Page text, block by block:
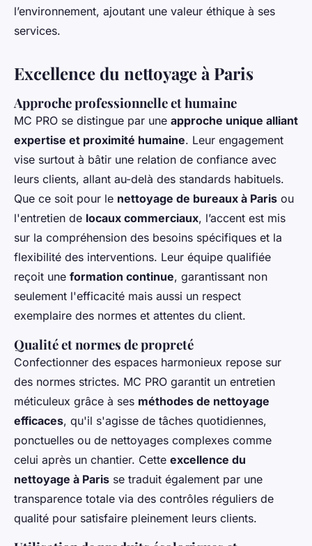
l’environnement, ajoutant une valeur éthique à ses
services.
Excellence du nettoyage à Paris
Approche professionnelle et humaine
MC PRO se distingue par une approche unique alliant
expertise et proximité humaine. Leur engagement
vise surtout à bâtir une relation de confiance avec
leurs clients, allant au-delà des standards habituels.
Que ce soit pour le nettoyage de bureaux à Paris ou
l'entretien de locaux commerciaux, l’accent est mis
sur la compréhension des besoins spécifiques et la
flexibilité des interventions. Leur équipe qualifiée
reçoit une formation continue, garantissant non
seulement l'efficacité mais aussi un respect
exemplaire des normes et attentes du client.
Qualité et normes de propreté
Confectionner des espaces harmonieux repose sur
des normes strictes. MC PRO garantit un entretien
méticuleux grâce à ses méthodes de nettoyage
efficaces, qu'il s'agisse de tâches quotidiennes,
ponctuelles ou de nettoyages complexes comme
celui après un chantier. Cette excellence du
nettoyage à Paris se traduit également par une
transparence totale via des contrôles réguliers de
qualité pour satisfaire pleinement leurs clients.